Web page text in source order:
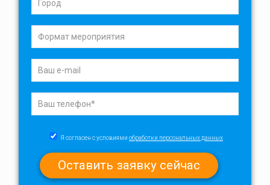
Я согласен с условиями обработки персональных данных